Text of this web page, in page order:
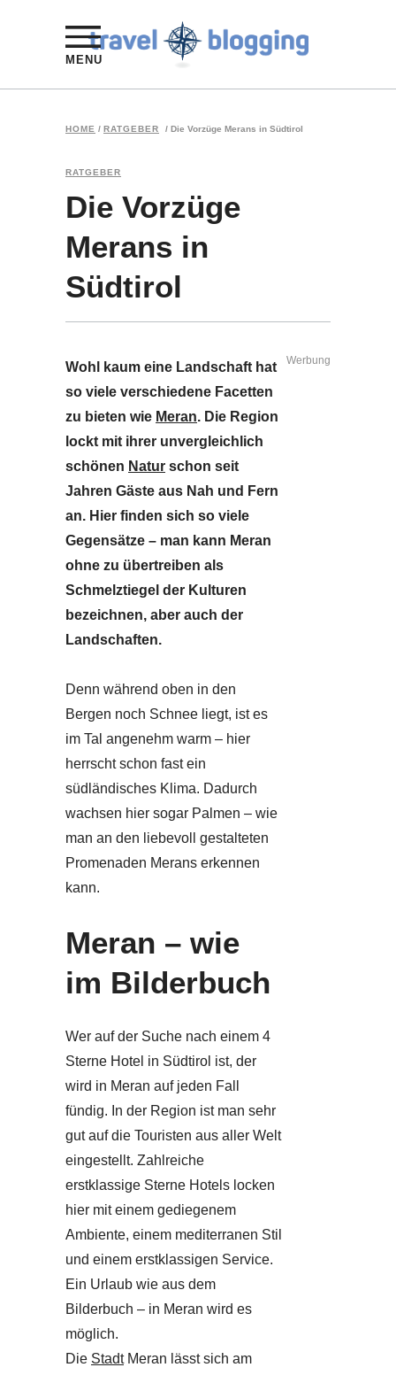
MENU
HOME / RATGEBER / Die Vorzüge Merans in Südtirol
RATGEBER
Die Vorzüge
Merans in
Südtirol
Wohl kaum eine Landschaft hat
so viele verschiedene Facetten
zu bieten wie Meran. Die Region
lockt mit ihrer unvergleichlich
schönen Natur schon seit
Jahren Gäste aus Nah und Fern
an. Hier finden sich so viele
Gegensätze – man kann Meran
ohne zu übertreiben als
Schmelztiegel der Kulturen
bezeichnen, aber auch der
Landschaften.
Denn während oben in den
Bergen noch Schnee liegt, ist es
im Tal angenehm warm – hier
herrscht schon fast ein
südländisches Klima. Dadurch
wachsen hier sogar Palmen – wie
man an den liebevoll gestalteten
Promenaden Merans erkennen
kann.
Meran – wie
im Bilderbuch
Wer auf der Suche nach einem 4
Sterne Hotel in Südtirol ist, der
wird in Meran auf jeden Fall
fündig. In der Region ist man sehr
gut auf die Touristen aus aller Welt
eingestellt. Zahlreiche
erstklassige Sterne Hotels locken
hier mit einem gediegenem
Ambiente, einem mediterranen Stil
und einem erstklassigen Service.
Ein Urlaub wie aus dem
Bilderbuch – in Meran wird es
möglich.
Die StadtMeran lässt sich am
Werbung